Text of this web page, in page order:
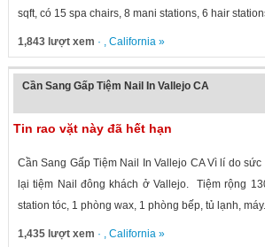
sqft, có 15 spa chairs, 8 mani stations, 6 hair
1,843 lượt xem · , California»
Cần Sang Gấp Tiệm Nail In Vallejo CA
Tin rao vặt này đã hết hạn
Cần Sang Gấp Tiệm Nail In Vallejo CA Vì lí do
lại tiệm Nail đông khách ở Vallejo. Tiệm rộng
station tóc, 1 phòng wax, 1 phòng bếp, tủ lạnh,
1,435 lượt xem · , California»